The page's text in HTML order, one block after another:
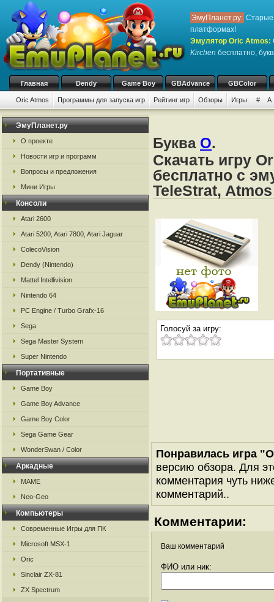
ЭмуПланет.ру: Старые
платформах!
Эмулятор Oric Atmos:
Kirchen бесплатно,
Главная Dendy Game Boy GBAdvance GBColor
Oric Atmos Программы для запуска игр Рейтинг игр Обзоры Игры: # A
ЭмуПланет.ру
О проекте
Новости игр и программ
Вопросы и предложения
Мини Игры
Консоли
Atari 2600
Atari 5200, Atari 7800, Atari Jaguar
ColecoVision
Dendy (Nintendo)
Mattel Intellivision
Nintendo 64
PC Engine / Turbo Grafx-16
Sega
Sega Master System
Super Nintendo
Портативные
Game Boy
Game Boy Advance
Game Boy Color
Sega Game Gear
WonderSwan / Color
Аркадные
MAME
Neo-Geo
Компьютеры
Современные Игры для ПК
Microsoft MSX-1
Oric
Sinclair ZX-81
ZX Spectrum
Буква O.
Скачать игру
бесплатно с
TeleStrat, Atmos
Голосуй за игру:
Понравилась игра
версию обзора. Для
комментария чуть
комментарий..
Комментарии:
Ваш комментарий
ФИО или ник: